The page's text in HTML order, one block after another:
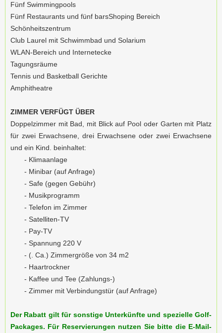
Fünf Swimmingpools
Fünf Restaurants und fünf barsShoping Bereich
Schönheitszentrum
Club Laurel mit Schwimmbad und Solarium
WLAN-Bereich und Internetecke
Tagungsräume
Tennis und Basketball Gerichte
Amphitheatre
ZIMMER VERFÜGT ÜBER
Doppelzimmer mit Bad, mit Blick auf Pool oder Garten mit Platz
für zwei Erwachsene, drei Erwachsene oder zwei Erwachsene
und ein Kind. beinhaltet:
- Klimaanlage
- Minibar (auf Anfrage)
- Safe (gegen Gebühr)
- Musikprogramm
- Telefon im Zimmer
- Satelliten-TV
- Pay-TV
- Spannung 220 V
- (. Ca.) Zimmergröße von 34 m2
- Haartrockner
- Kaffee und Tee (Zahlungs-)
- Zimmer mit Verbindungstür (auf Anfrage)
Der Rabatt gilt für sonstige Unterkünfte und spezielle Golf-
Packages. Für Reservierungen nutzen Sie bitte die E-Mail-